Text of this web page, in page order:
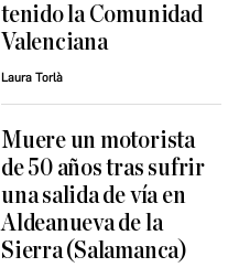
tenido la Comunidad
Valenciana
Laura Torlà
Muere un motorista
de 50 años tras sufrir
una salida de vía en
Aldeanueva de la
Sierra (Salamanca)